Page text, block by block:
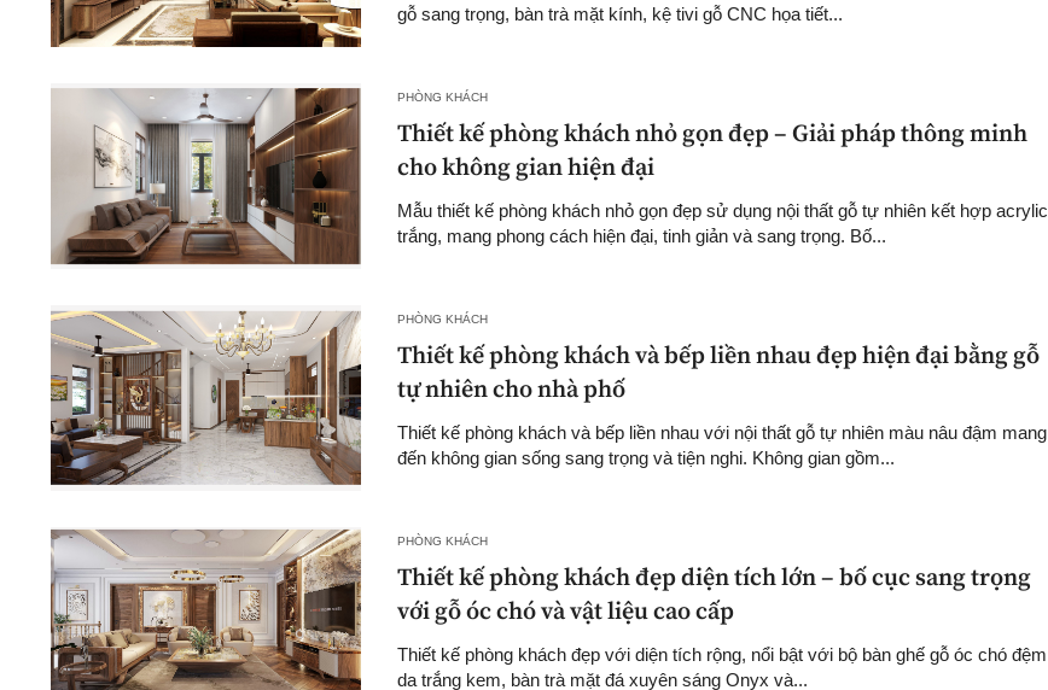
gỗ sang trọng, bàn trà mặt kính, kệ tivi gỗ CNC họa tiết...
PHÒNG KHÁCH
Thiết kế phòng khách nhỏ gọn đẹp – Giải pháp thông minh
cho không gian hiện đại
Mẫu thiết kế phòng khách nhỏ gọn đẹp sử dụng nội thất gỗ tự nhiên kết hợp acrylic
trắng, mang phong cách hiện đại, tinh giản và sang trọng. Bố...
PHÒNG KHÁCH
Thiết kế phòng khách và bếp liền nhau đẹp hiện đại bằng gỗ
tự nhiên cho nhà phố
Thiết kế phòng khách và bếp liền nhau với nội thất gỗ tự nhiên màu nâu đậm mang
đến không gian sống sang trọng và tiện nghi. Không gian gồm...
PHÒNG KHÁCH
Thiết kế phòng khách đẹp diện tích lớn – bố cục sang trọng
với gỗ óc chó và vật liệu cao cấp
Thiết kế phòng khách đẹp với diện tích rộng, nổi bật với bộ bàn ghế gỗ óc chó đệm
da trắng kem, bàn trà mặt đá xuyên sáng Onyx và...